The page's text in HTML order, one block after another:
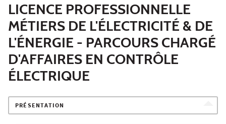
LICENCE PROFESSIONNELLE
MÉTIERS DE L'ÉLECTRICITÉ & DE
L'ÉNERGIE - PARCOURS CHARGÉ
D'AFFAIRES EN CONTRÔLE
ÉLECTRIQUE
PRÉSENTATION